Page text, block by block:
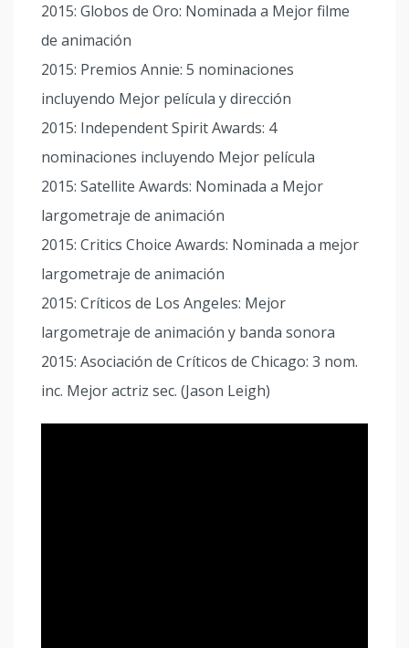
2015: Globos de Oro: Nominada a Mejor filme
de animación
2015: Premios Annie: 5 nominaciones
incluyendo Mejor película y dirección
2015: Independent Spirit Awards: 4
nominaciones incluyendo Mejor película
2015: Satellite Awards: Nominada a Mejor
largometraje de animación
2015: Critics Choice Awards: Nominada a mejor
largometraje de animación
2015: Críticos de Los Angeles: Mejor
largometraje de animación y banda sonora
2015: Asociación de Críticos de Chicago: 3 nom.
inc. Mejor actriz sec. (Jason Leigh)